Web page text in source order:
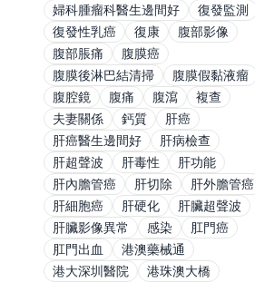
婦科腫瘤科醫生邊間好
復發監測
復發性乳癌
復康
腹部影像
腹部脹痛
腹膜癌
腹膜後淋巴結清掃
腹膜假黏液瘤
腹腔鏡
腹痛 腹瀉
複查
夫妻關係
鈣質
肝癌
肝癌醫生邊間好
肝病檢查
肝超聲波
肝毒性
肝功能
肝內膽管癌
肝切除
肝外膽管癌
肝細胞癌
肝硬化
肝臟超聲波
肝臟影像異常
感染
肛門癌
肛門出血
港澳藥械通
港大深圳醫院
港珠澳大橋